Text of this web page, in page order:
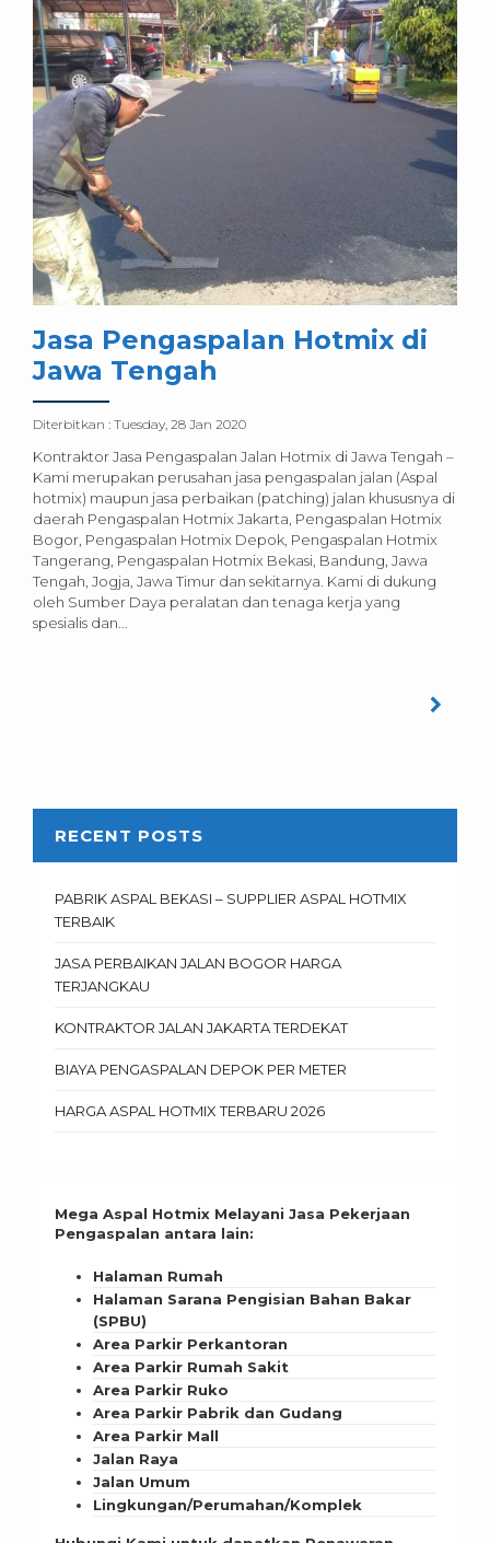
Jasa Pengaspalan Hotmix di
Jawa Tengah
Diterbitkan : Tuesday, 28 Jan 2020
Kontraktor Jasa Pengaspalan Jalan Hotmix di Jawa Tengah –
Kami merupakan perusahan jasa pengaspalan jalan (Aspal
hotmix) maupun jasa perbaikan (patching) jalan khususnya di
daerah Pengaspalan Hotmix Jakarta, Pengaspalan Hotmix
Bogor, Pengaspalan Hotmix Depok, Pengaspalan Hotmix
Tangerang, Pengaspalan Hotmix Bekasi, Bandung, Jawa
Tengah, Jogja, Jawa Timur dan sekitarnya. Kami di dukung
oleh Sumber Daya peralatan dan tenaga kerja yang
spesialis dan...
RECENT POSTS
PABRIK ASPAL BEKASI – SUPPLIER ASPAL HOTMIX
TERBAIK
JASA PERBAIKAN JALAN BOGOR HARGA
TERJANGKAU
KONTRAKTOR JALAN JAKARTA TERDEKAT
BIAYA PENGASPALAN DEPOK PER METER
HARGA ASPAL HOTMIX TERBARU 2026
Mega Aspal Hotmix Melayani Jasa Pekerjaan
Pengaspalan antara lain:
Halaman Rumah
Halaman Sarana Pengisian Bahan Bakar
(SPBU)
Area Parkir Perkantoran
Area Parkir Rumah Sakit
Area Parkir Ruko
Area Parkir Pabrik dan Gudang
Area Parkir Mall
Jalan Raya
Jalan Umum
Lingkungan/Perumahan/Komplek